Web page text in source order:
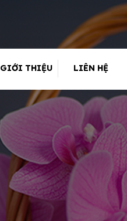
GIỚI THIỆU LIÊN HỆ